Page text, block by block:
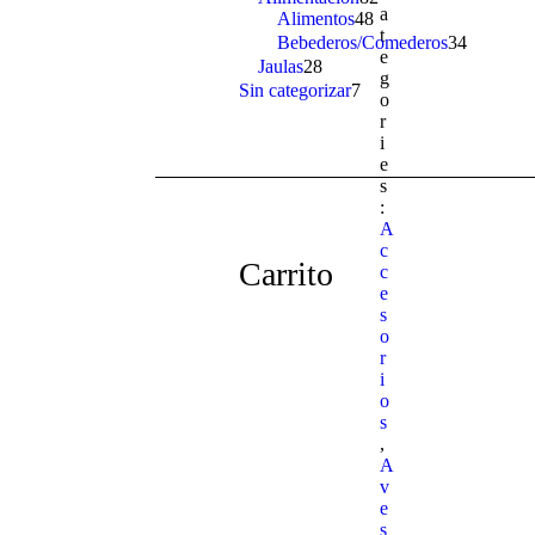
a
t
e
g
o
r
i
e
s
:
A
c
c
e
s
o
r
i
o
s
,
A
v
e
s
products
Alimentos48 48
products
Bebederos/Comederos34
Jaulas28
products
Sin categorizar7
products
Carrito